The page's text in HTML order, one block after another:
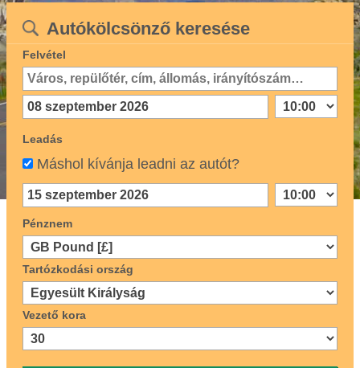
Autókölcsönző keresése
Felvétel
Leadás
Máshol kívánja leadni az autót?
Pénznem
Tartózkodási ország
Vezető kora